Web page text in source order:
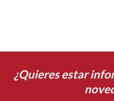
¿Quieres estar